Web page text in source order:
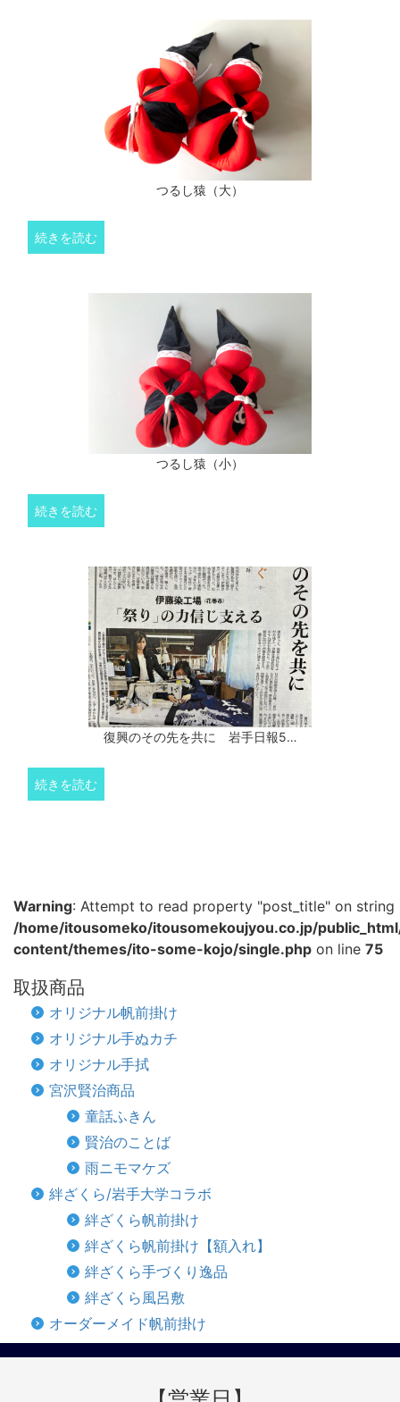
つるし猿（大）
続きを読む
つるし猿（小）
続きを読む
復興のその先を共に 岩手日報5…
続きを読む
Warning: Attempt to read property "post_title" on string
/home/itousomeko/itousomekoujyou.co.jp/
content/themes/ito-some-kojo/single.php on line 75
取扱商品
オリジナル帆前掛け
オリジナル手ぬカチ
オリジナル手拭
宮沢賢治商品
童話ふきん
賢治のことば
雨ニモマケズ
絆ざくら/岩手大学コラボ
絆ざくら帆前掛け
絆ざくら帆前掛け【額入れ】
絆ざくら手づくり逸品
絆ざくら風呂敷
オーダーメイド帆前掛け